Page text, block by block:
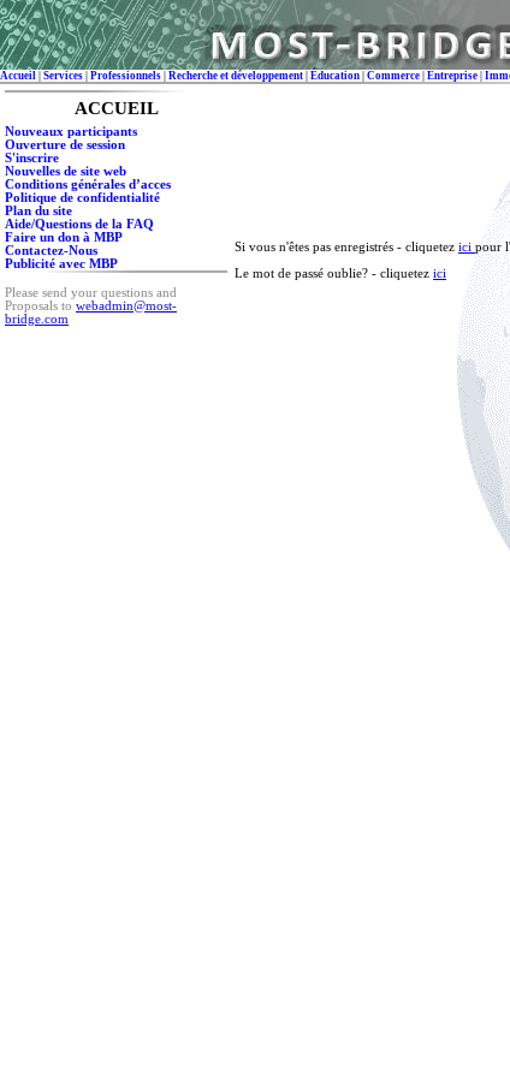
Accueil Services Professionnels Recherche et développement Éducation Commerce Entreprise
ACCUEIL
Nouveaux participants
Ouverture de session
S'inscrire
Nouvelles de site web
Conditions générales d’acces
Politique de confidentialité
Plan du site
Aide/Questions de la FAQ
Faire un don à MBP
Contactez-Nous
Publicité avec MBP
Please send your questions and
Proposals to webadmin@most-
bridge.com
Si vous n'êtes pas enregistrés - cliquetez ici pour
Le mot de passé oublie? - cliquetez ici